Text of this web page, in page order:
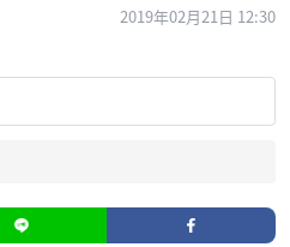
2019年02月21日 12:30